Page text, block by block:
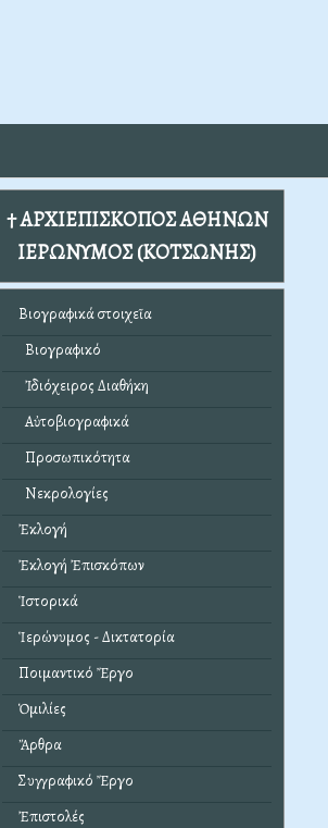
† ΑΡΧΙΕΠΙΣΚΟΠΟΣ ΑΘΗΝΩΝ
ΙΕΡΩΝΥΜΟΣ (ΚΟΤΣΩΝΗΣ)
Βιογραφικά στοιχεῖα
Βιογραφικό
Ἰδιόχειρος Διαθήκη
Αὐτοβιογραφικά
Προσωπικότητα
Νεκρολογίες
Ἐκλογή
Ἐκλογή Ἐπισκόπων
Ἱστορικά
Ἱερώνυμος - Δικτατορία
Ποιμαντικό Ἔργο
Ὁμιλίες
Ἄρθρα
Συγγραφικό Ἔργο
Ἐπιστολές